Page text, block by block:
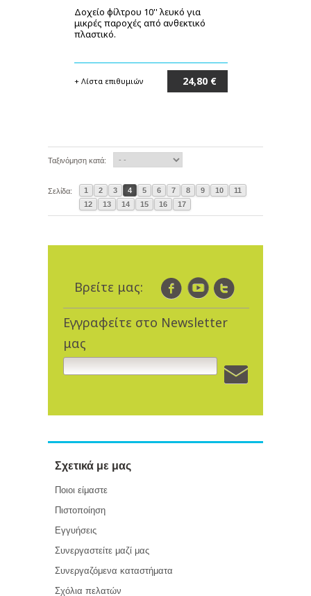
Δοχείο φίλτρου 10'' λευκό για
μικρές παροχές από ανθεκτικό
πλαστικό.
+ Λίστα επιθυμιών 24,80 €
Ταξινόμηση κατά:
Σελίδα: 1 2 3 4 5 6 7 8 9 10
11
12
13 14 15 16 17
Βρείτε μας:
Εγγραφείτε στο Newsletter
μας
Σχετικά με μας
Ποιοι είμαστε
Πιστοποίηση
Εγγυήσεις
Συνεργαστείτε μαζί μας
Συνεργαζόμενα καταστήματα
Σχόλια πελατών